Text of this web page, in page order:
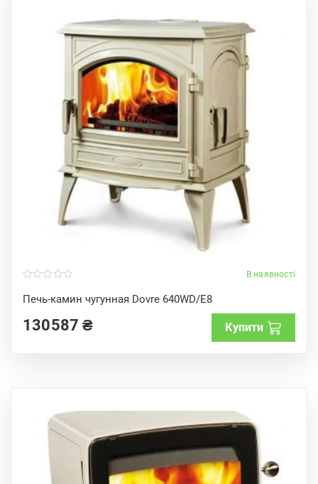
В наявності
Печь-камин чугунная Dovre 640WD/E8
o
u
o
130587₴ Купити